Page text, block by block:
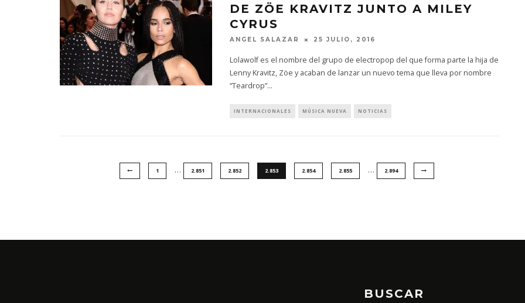
DE ZÖE KRAVITZ JUNTO A MILEY
CYRUS
ANGEL SALAZAR 25 JULIO, 2016
Lolawolf es el nombre del grupo de electropop del que forma parte la hija de
Lenny Kravitz, Zöe y acaban de lanzar un nuevo tema que lleva por nombre
“Teardrop”...
INTERNACIONALES MÚSICA NUEVA NOTICIAS
1 … 2.851 2.852 2.853 2.854 2.855 … 2.894
BUSCAR